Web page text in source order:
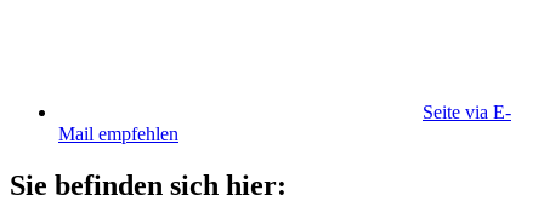
Seite via E-
Mail empfehlen
Sie befinden sich hier: